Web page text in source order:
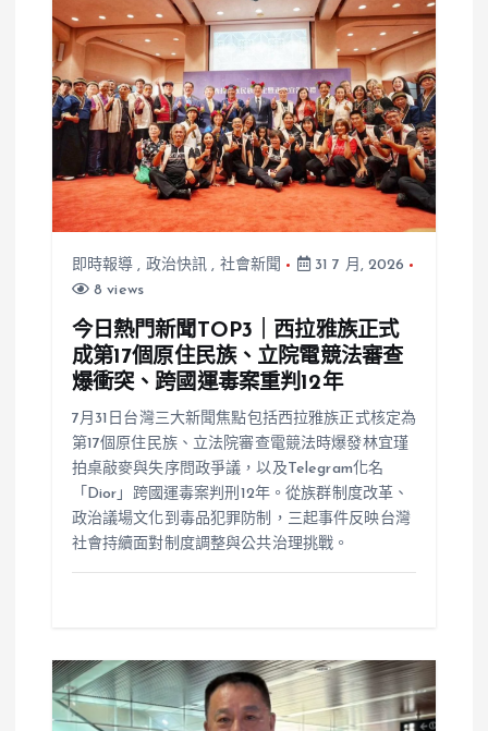
一線
即時報導 , 政治快訊 , 社會新聞
31 7 月, 2026
8 views
今日熱門新聞TOP3｜西拉雅族正式
成第17個原住民族、立院電競法審查
爆衝突、跨國運毒案重判12年
7月31日台灣三大新聞焦點包括西拉雅族正式核定為
第17個原住民族、立法院審查電競法時爆發林宜瑾
拍桌敲麥與失序問政爭議，以及Telegram化名
「Dior」跨國運毒案判刑12年。從族群制度改革、
政治議場文化到毒品犯罪防制，三起事件反映台灣
社會持續面對制度調整與公共治理挑戰。